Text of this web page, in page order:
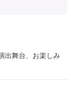
出舞台、お楽しみ